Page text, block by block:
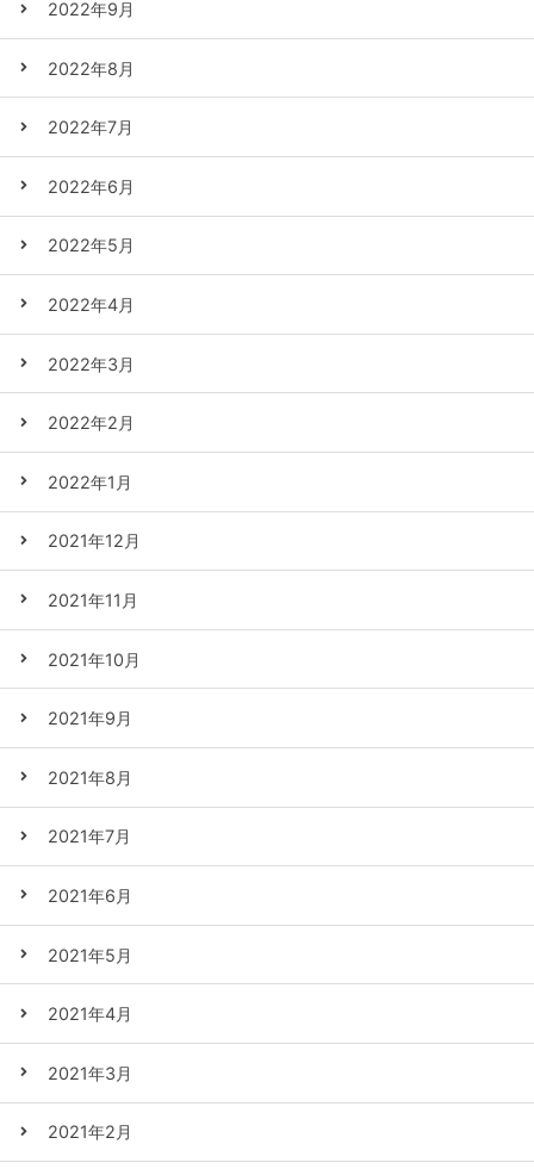
2022年9月
2022年8月
2022年7月
2022年6月
2022年5月
2022年4月
2022年3月
2022年2月
2022年1月
2021年12月
2021年11月
2021年10月
2021年9月
2021年8月
2021年7月
2021年6月
2021年5月
2021年4月
2021年3月
2021年2月